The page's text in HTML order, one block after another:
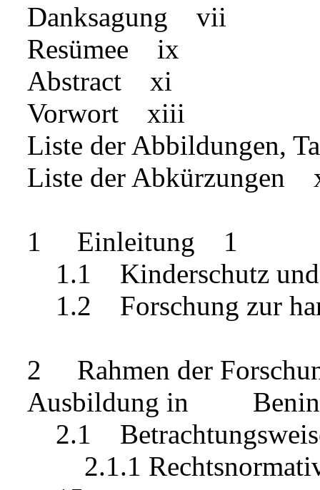
Danksagung vii
Resümee ix
Abstract xi
Vorwort xiii
Liste der Abbildungen,
Liste der Abkürzungen
1 Einleitung 1
1.1 Kinderschutz
1.2 Forschung zur
2 Rahmen der
Ausbildung in
2.1
2.1.1